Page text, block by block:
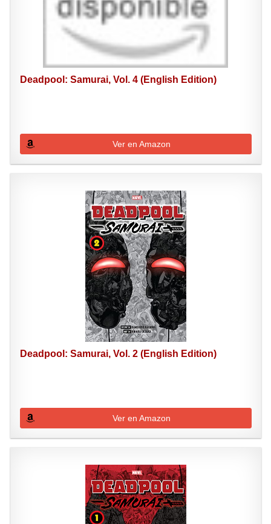
Deadpool: Samurai, Vol. 4 (English Edition)
Ver en Amazon
Deadpool: Samurai, Vol. 2 (English Edition)
Ver en Amazon